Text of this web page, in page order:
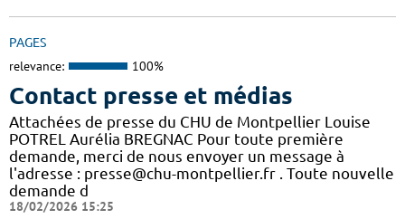
PAGES
relevance: 100%
Contact presse et médias
Attachées de presse du CHU de Montpellier Louise
POTREL Aurélia BREGNAC Pour toute première
demande, merci de nous envoyer un message à
l'adresse : presse@chu-montpellier.fr . Toute nouvelle
demande d
18/02/2026 15:25